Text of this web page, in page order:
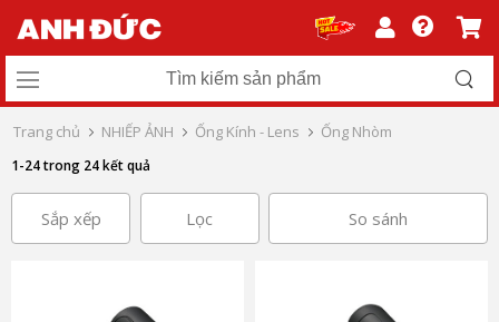
Trang chủ NHIẾP ẢNH Ống Kính - Lens Ống Nhòm
1-24 trong 24 kết quả
Sắp xếp Lọc So sánh